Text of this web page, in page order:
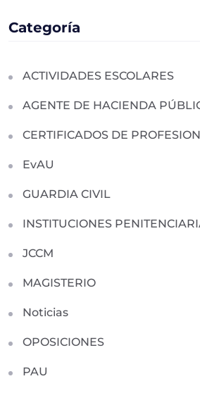
Categoría
ACTIVIDADES ESCOLARES
AGENTE DE HACIENDA
CERTIFICADOS DE
EvAU
GUARDIA CIVIL
INSTITUCIONES
JCCM
MAGISTERIO
Noticias
OPOSICIONES
PAU